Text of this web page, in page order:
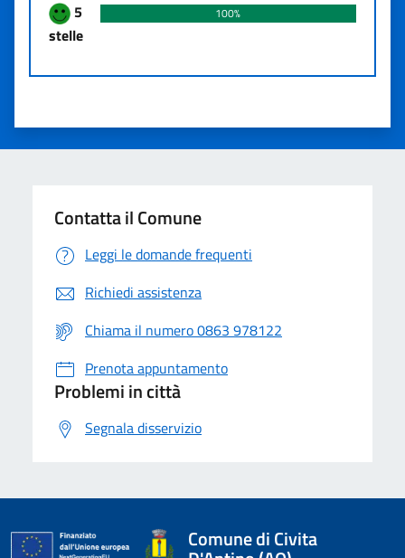
5
stelle
100%
Contatta il Comune
Leggi le domande frequenti
Richiedi assistenza
Chiama il numero 0863 978122
Prenota appuntamento
Problemi in città
Segnala disservizio
Comune di Civita